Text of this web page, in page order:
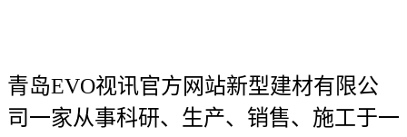
青岛EVO视讯官方网站新型建材有限公
司一家从事科研、生产、销售、施工于一